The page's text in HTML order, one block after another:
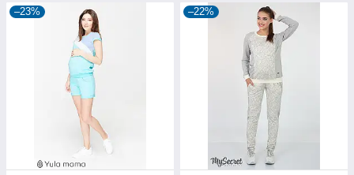
–23% –22%